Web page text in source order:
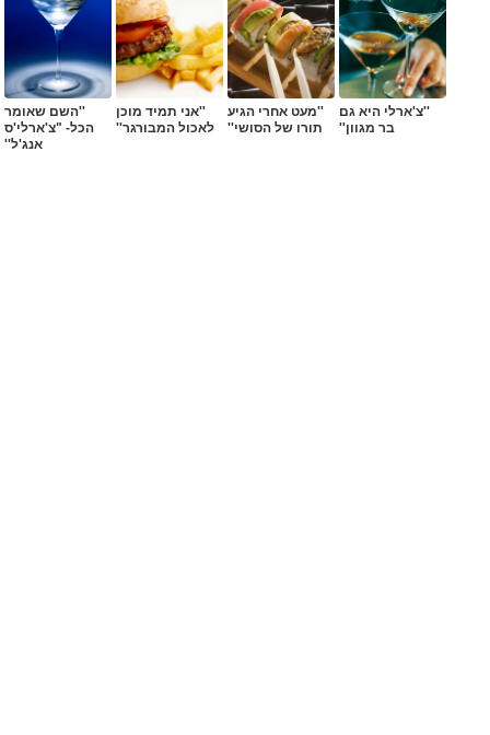
''צ'ארלי היא גם
בר מגוון''
''מעט אחרי הגיע
תורו של הסושי''
''אני תמיד מוכן
לאכול המבורגר''
''השם שאומר
הכל- "צ'ארלי'ס
אנג'ל''